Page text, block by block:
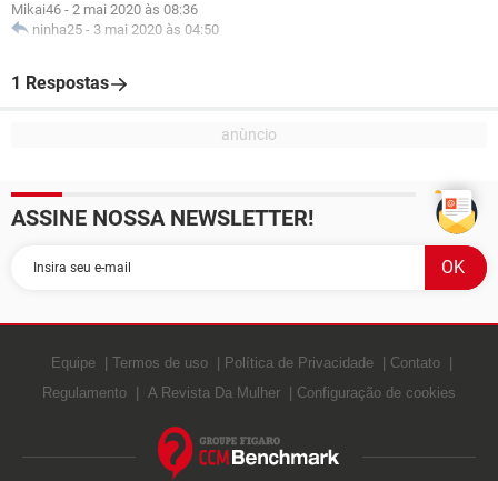
Mikai46 - 2 mai 2020 às 08:36
ninha25 - 3 mai 2020 às 04:50
1 Respostas
ASSINE NOSSA NEWSLETTER!
Equipe Termos de uso Política de Privacidade
Contato
Regulamento
A Revista Da Mulher Configuração de cookies